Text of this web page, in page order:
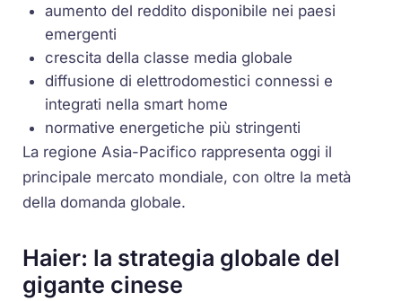
aumento del reddito disponibile nei paesi
emergenti
crescita della classe media globale
diffusione di elettrodomestici connessi e
integrati nella smart home
normative energetiche più stringenti
La regione Asia-Pacifico rappresenta oggi il
principale mercato mondiale, con oltre la metà
della domanda globale.
Haier: la strategia globale del
gigante cinese